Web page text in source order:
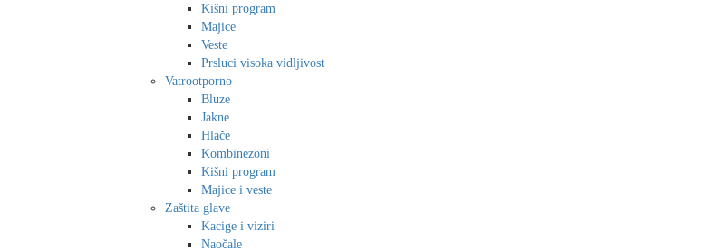
Kišni program
Majice
Veste
Prsluci visoka vidljivost
Vatrootporno
Bluze
Jakne
Hlače
Kombinezoni
Kišni program
Majice i veste
Zaštita glave
Kacige i viziri
Naočale